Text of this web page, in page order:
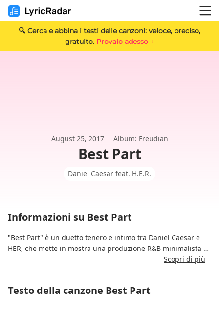
🔍 Cerca e abbina i testi delle canzoni: veloce, preciso,
gratuito. Provalo adesso →
August 25, 2017 Album: Freudian
Best Part
Daniel Caesar feat. H.E.R.
Informazioni su Best Part
"Best Part" è un duetto tenero e intimo tra Daniel Caesar e
HER, che mette in mostra una produzione R&B minimalista e
bellezza dell'essere innamorati, dove l'altra persona diventa
Scopri di più
Testo della canzone Best Part